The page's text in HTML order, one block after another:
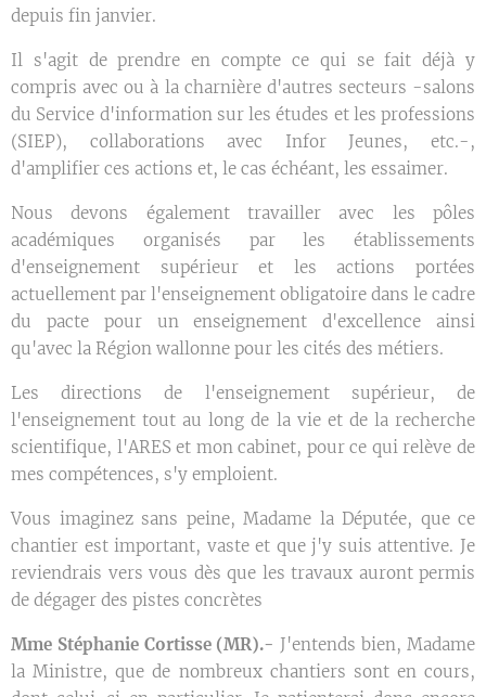
depuis fin janvier.
Il s'agit de prendre en compte ce qui se fait déjà y
compris avec ou à la charnière d'autres secteurs -salons
du Service d'information sur les études et les professions
(SIEP), collaborations avec Infor Jeunes, etc.-,
d'amplifier ces actions et, le cas échéant, les essaimer.
Nous devons également travailler avec les pôles
académiques organisés par les établissements
d'enseignement supérieur et les actions portées
actuellement par l'enseignement obligatoire dans le cadre
du pacte pour un enseignement d'excellence ainsi
qu'avec la Région wallonne pour les cités des métiers.
Les directions de l'enseignement supérieur, de
l'enseignement tout au long de la vie et de la recherche
scientifique, l'ARES et mon cabinet, pour ce qui relève de
mes compétences, s'y emploient.
Vous imaginez sans peine, Madame la Députée, que ce
chantier est important, vaste et que j'y suis attentive. Je
reviendrais vers vous dès que les travaux auront permis
de dégager des pistes concrètes
Mme Stéphanie Cortisse (MR).- J'entends bien, Madame
la Ministre, que de nombreux chantiers sont en cours,